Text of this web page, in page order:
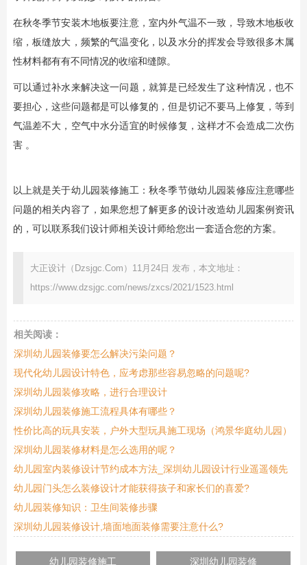
在秋冬季节安装木地板要注意，室内外气温不一致，导致木地板收
缩，板缝放大，频繁的气温变化，以及水分的挥发会导致很多木属
性材料都有有不同情况的收缩和缝隙。
可以通过补水来解决这一问题，就算是已经发生了这种情况，也不
要担心，这些问题都是可以修复的，但是切记不要马上修复，等到
气温差不大，空气中水分适宜的时候修复，这样才不会造成二次伤
害 。
以上就是关于幼儿园装修施工：秋冬季节做幼儿园装修应注意哪些
问题的相关内容了，如果您想了解更多的设计改造幼儿园案例资讯
的，可以联系我们设计师相关设计师给您出一套适合您的方案。
大正设计（Dzsjgc.Com）11月24日 发布，本文地址：
https://www.dzsjgc.com/news/zxcs/2021/1523.html
相关阅读：
深圳幼儿园装修要怎么解决污染问题？
现代化幼儿园设计特色，应考虑那些容易忽略的问题呢?
深圳幼儿园装修攻略，进行合理设计
深圳幼儿园装修施工流程具体有哪些？
性价比高的玩具安装，户外大型玩具施工现场（鸿景华庭幼儿园）
深圳幼儿园装修材料是怎么选用的呢？
幼儿园室内装修设计节约成本方法_深圳幼儿园设计行业遥遥领先
幼儿园门头怎么装修设计才能获得孩子和家长们的喜爱?
幼儿园装修知识：卫生间装修步骤
深圳幼儿园装修设计,墙面地面装修需要注意什么?
幼儿园装修施工
深圳幼儿园装修